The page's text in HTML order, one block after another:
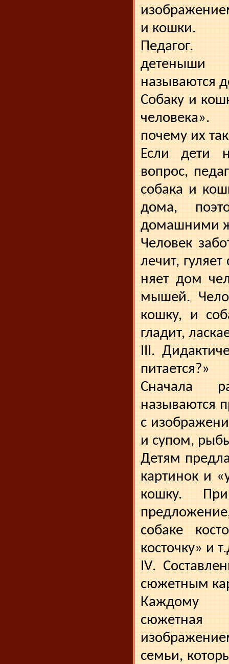
и кошки.
Педагог.
называются
Собаку и
почему их
Если дети
вопрос,
собака и
дома,
домашними
Человек
лечит,
няет дом
мышей.
кошку, и
гладит,
III.
питается?»
Сначала
называются
с
и супом,
Детям
картинок и
кошку.
собаке
косточку» и
IV.
сюжетным
Каждому
семьи,